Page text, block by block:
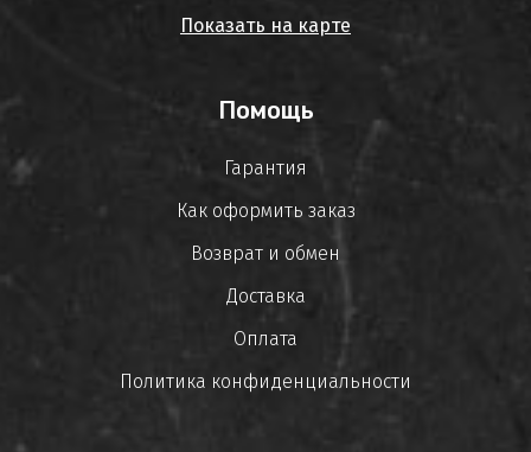
Показать на карте
Помощь
Гарантия
Как оформить заказ
Возврат и обмен
Доставка
Оплата
Политика конфиденциальности